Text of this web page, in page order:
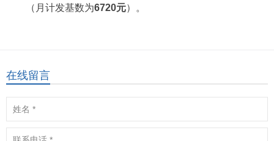
（月计发基数为6720元）。
在线留言